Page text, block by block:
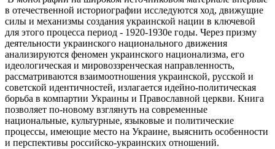
в отечественной историографии исследуются ход, движущие
силы и механизмы создания украинской нации в ключевой
для этого процесса период - 1920-1930е годы. Через призму
деятельности украинского национального движения
анализируются феномен украинского национализма, его
идеологическая и мировоззренческая направленность,
рассматриваются взаимоотношения украинской, русской и
советской идентичностей, излагается идейно-политическая
борьба в компартии Украины и Православной церкви. Книга
позволяет по-новому взглянуть на современные
национальные, культурные, языковые и политические
процессы, имеющие место на Украине, выяснить особенности
и перспективы российско-украинских отношений.